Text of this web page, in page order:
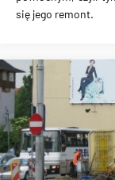
się jego remont.